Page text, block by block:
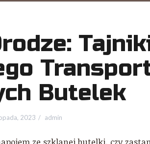
Butelek
2023 admin